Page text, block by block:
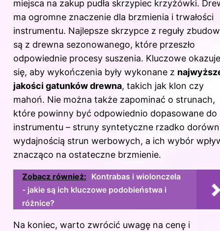
miejsca na zakup pudła skrzypiec krzyżówki.
ma ogromne znaczenie dla brzmienia i trwałości
instrumentu. Najlepsze skrzypce z reguły
są z drewna sezonowanego, które przeszło
odpowiednie procesy suszenia. Kluczowe okazuje
się, aby wykończenia były wykonane z
jakości gatunków drewna, takich jak klon czy
mahoń. Nie można także zapominać o strunach,
które powinny być odpowiednio dopasowane do
instrumentu – struny syntetyczne rzadko
wydajnością strun werbowych, a ich wybór
znacząco na ostateczne brzmienie.
Zobacz również: Kontrabas i wiolonczela
- jakie są ich kluczowe podobieństwa i
różnice?
Na koniec, warto zwrócić uwagę na cenę i